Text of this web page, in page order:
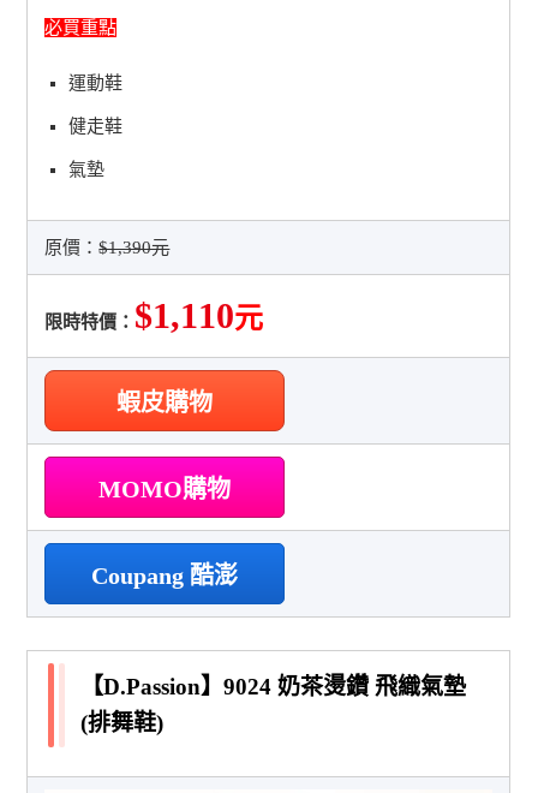
必買重點
運動鞋
健走鞋
氣墊
原價：$1,390元
限時特價： $1,110元
蝦皮購物
MOMO購物
Coupang 酷澎
【D.Passion】9024 奶茶燙鑽 飛織氣墊
(排舞鞋)